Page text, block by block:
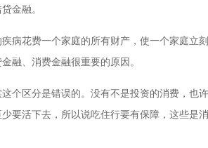
金融。
病花费一个家庭的所有财产，使一个家庭
融、消费金融很重要的原因。
个区分是错误的。没有不是投资的消费，
要活下去，所以说吃住行要有保障，这些